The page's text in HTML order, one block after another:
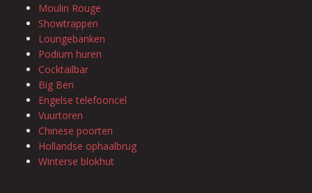
Moulin Rouge
Showtrappen
Loungebanken
Podium huren
Cocktailbar
Big Ben
Engelse telefooncel
Vuurtoren
Chinese poorten
Hollandse ophaalbrug
Winterse blokhut